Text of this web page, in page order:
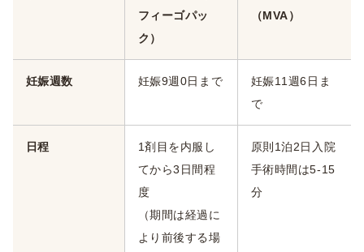
フィーゴパッ
ク）
（MVA）
妊娠週数 妊娠9週0日まで
妊娠11週6日ま
で
日程
1剤目を内服し
てから3日間程
度
（期間は経過に
より前後する場
原則1泊2日入院
手術時間は5-15
分